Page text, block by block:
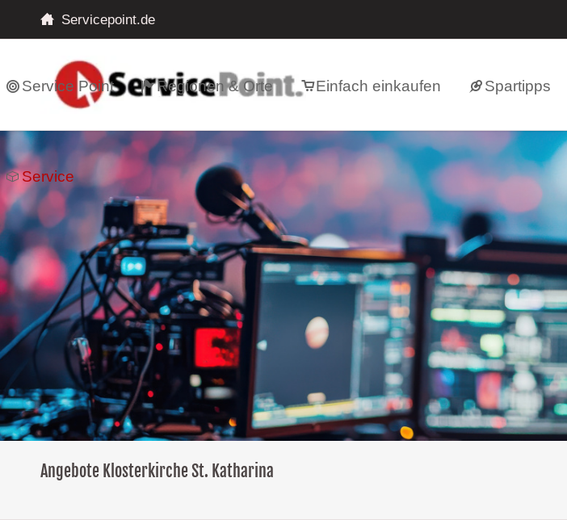
Servicepoint.de
Service Point Regionen & Orte Einfach einkaufen Spartipps
Service
Angebote Klosterkirche St. Katharina